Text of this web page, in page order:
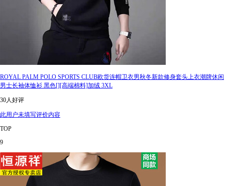
ROYAL PALM POLO SPORTS CLUB欧货连帽卫衣男秋冬新款修身套头上衣潮牌休闲
男士长袖体恤衫 黑色[][高端棉料]加绒 3XL
30人好评
此用户未填写评价内容
TOP
9